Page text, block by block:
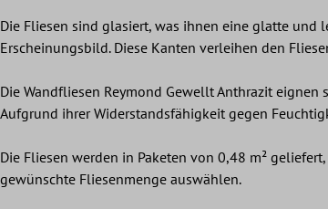
Die Fliesen sind glasiert, was ihnen eine glatte
Erscheinungsbild. Diese Kanten verleihen den
Die Wandfliesen Reymond Gewellt Anthrazit
Aufgrund ihrer Widerstandsfähigkeit gegen
Die Fliesen werden in Paketen von 0,48 m²
gewünschte Fliesenmenge auswählen.